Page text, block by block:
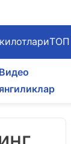
ТОП
Видео